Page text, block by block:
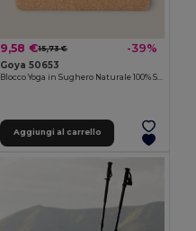
9,58 €15,73 € -39%
Goya 50653
Aggiungi al carrello